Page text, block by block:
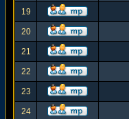
19
20
21
22
23
24